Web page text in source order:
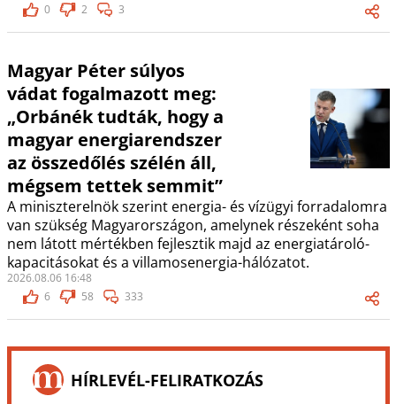
0
2 3
Magyar Péter súlyos
vádat fogalmazott meg:
„Orbánék tudták, hogy a
magyar energiarendszer
az összedőlés szélén áll,
mégsem tettek semmit”
A miniszterelnök szerint energia- és vízügyi forradalomra
van szükség Magyarországon, amelynek részeként soha
nem látott mértékben fejlesztik majd az energiatároló-
kapacitásokat és a villamosenergia-hálózatot.
2026.08.06 16:48
6
58 333
HÍRLEVÉL-FELIRATKOZÁS